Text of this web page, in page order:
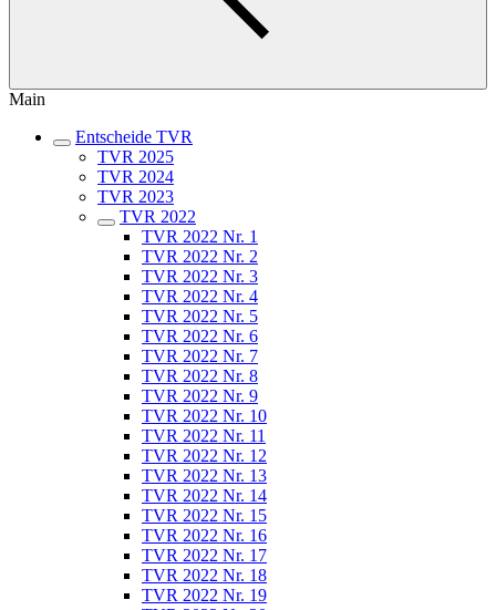
Main
Entscheide TVR
TVR 2025
TVR 2024
TVR 2023
TVR 2022
TVR 2022 Nr. 1
TVR 2022 Nr. 2
TVR 2022 Nr. 3
TVR 2022 Nr. 4
TVR 2022 Nr. 5
TVR 2022 Nr. 6
TVR 2022 Nr. 7
TVR 2022 Nr. 8
TVR 2022 Nr. 9
TVR 2022 Nr. 10
TVR 2022 Nr. 11
TVR 2022 Nr. 12
TVR 2022 Nr. 13
TVR 2022 Nr. 14
TVR 2022 Nr. 15
TVR 2022 Nr. 16
TVR 2022 Nr. 17
TVR 2022 Nr. 18
TVR 2022 Nr. 19